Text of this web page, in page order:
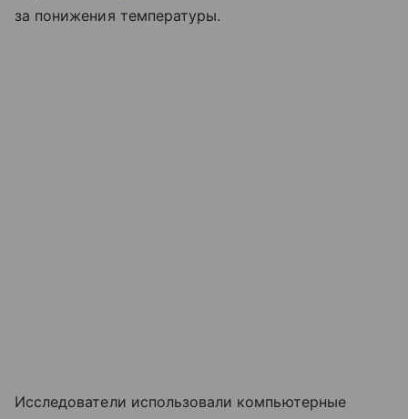
за понижения температуры.
Исследователи использовали компьютерные